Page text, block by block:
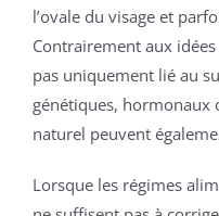
l’ovale du visage et
Contrairement aux
pas uniquement lié au
génétiques, hormonaux
naturel peuvent
Lorsque les régimes